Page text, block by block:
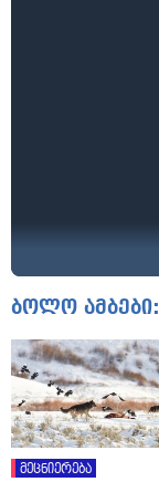
ბოლო ამბები:
მეცნიერება